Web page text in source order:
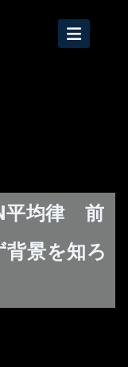
平均律 前
景を知ろ